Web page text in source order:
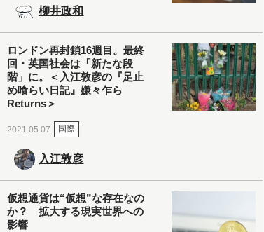
柳井政和
ロンドン再封鎖16週目。最終
回・英国社会は「新たな段
階」に。＜入江敦彦の『足止
め喰らい日記』嫌々乍ら
Returns＞
2021.05.07 国際
入江敦彦
仮想通貨は“仮想”な存在なの
か？ 拡大する現実世界への
影響